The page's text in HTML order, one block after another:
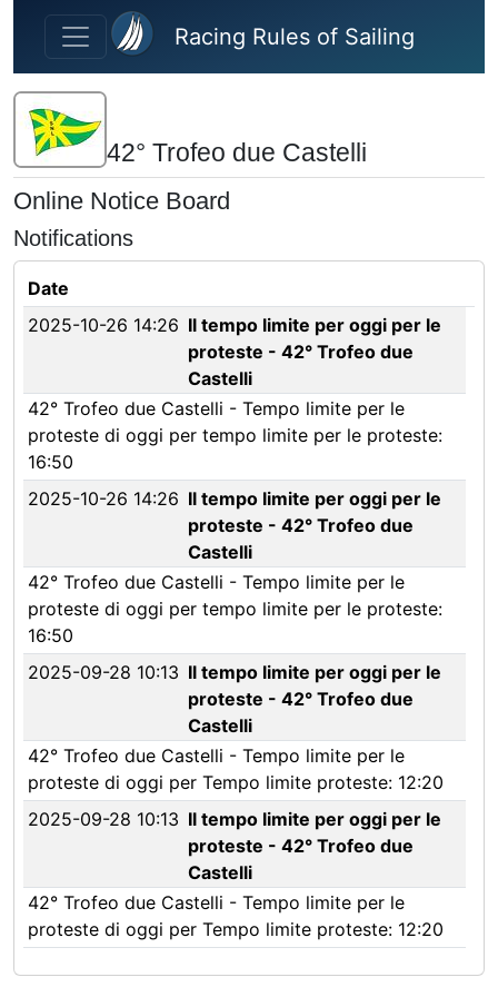
Skip to main content
Racing Rules of Sailing
42° Trofeo due Castelli
Online Notice Board
Notifications
Date
2025-10-26 14:26 Il tempo limite per oggi per le
proteste - 42° Trofeo due
Castelli
42° Trofeo due Castelli - Tempo limite per le
proteste di oggi per tempo limite per le proteste:
16:50
2025-10-26 14:26 Il tempo limite per oggi per le
proteste - 42° Trofeo due
Castelli
42° Trofeo due Castelli - Tempo limite per le
proteste di oggi per tempo limite per le proteste:
16:50
2025-09-28 10:13 Il tempo limite per oggi per le
proteste - 42° Trofeo due
Castelli
42° Trofeo due Castelli - Tempo limite per le
proteste di oggi per Tempo limite proteste: 12:20
2025-09-28 10:13 Il tempo limite per oggi per le
proteste - 42° Trofeo due
Castelli
42° Trofeo due Castelli - Tempo limite per le
proteste di oggi per Tempo limite proteste: 12:20